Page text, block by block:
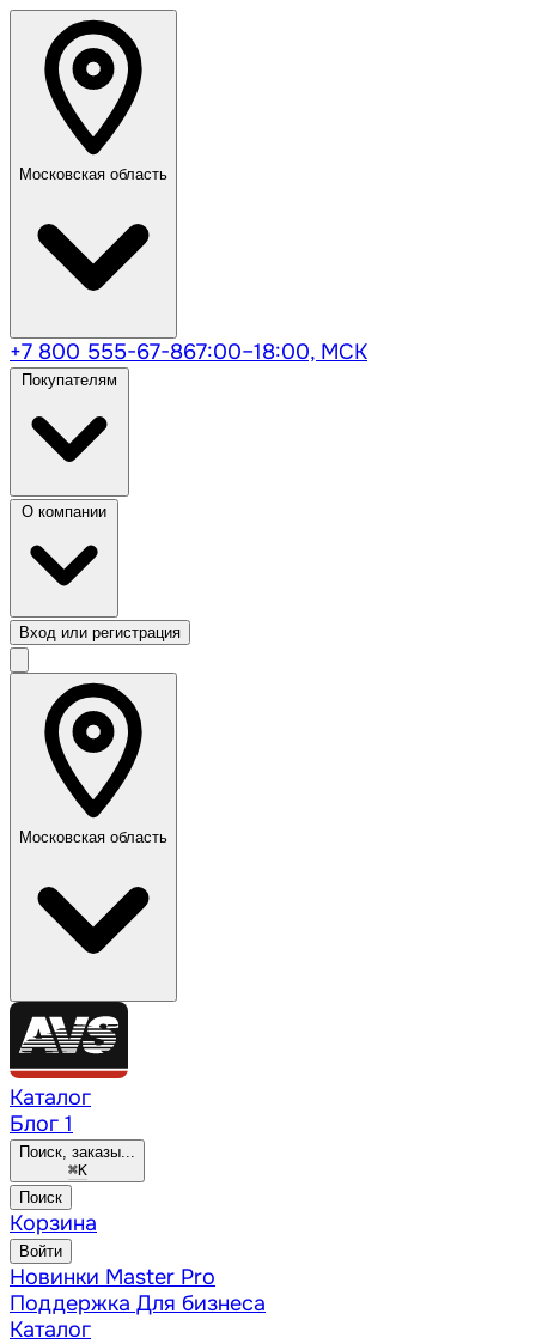
Московская область
+7 800 555-67-867:00–18:00, МСК
Вход или регистрация
Московская область
Каталог
Блог 1
Поиск, заказы...
⌘K
Поиск
Корзина
Войти
Новинки Master Pro
Поддержка Для бизнеса
Каталог